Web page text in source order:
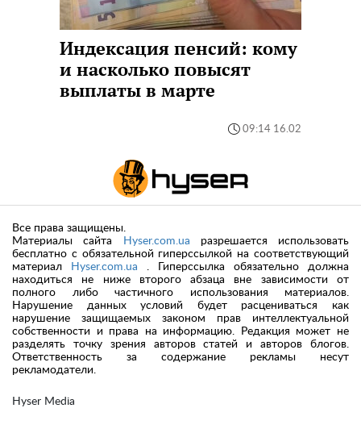
Индексация пенсий: кому
и насколько повысят
выплаты в марте
09:14 16.02
Hyser Media
Все права защищены.
Материалы сайта
Hyser.com.ua разрешается использовать
бесплатно с обязательной гиперссылкой на соответствующий
материал
Hyser.com.ua . Гиперссылка обязательно должна
находиться не ниже второго абзаца вне зависимости от
полного либо частичного использования материалов.
Нарушение данных условий будет расцениваться как
нарушение защищаемых законом прав интеллектуальной
собственности и права на информацию. Редакция может не
разделять точку зрения авторов статей и авторов блогов.
Ответственность за содержание рекламы несут
рекламодатели.